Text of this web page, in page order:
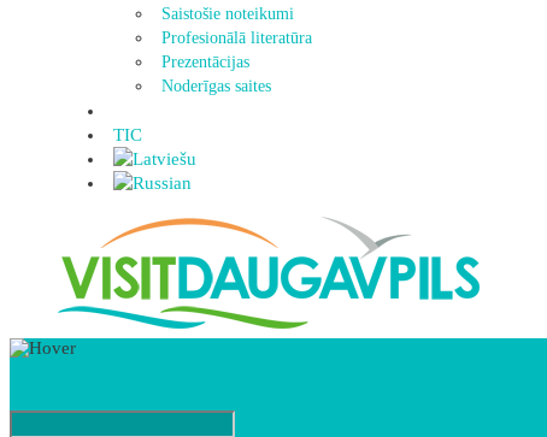
Saistošie noteikumi
Profesionālā literatūra
Prezentācijas
Noderīgas saites
TIC